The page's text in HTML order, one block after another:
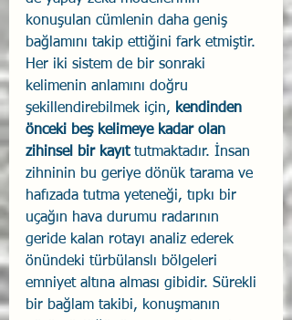
konuşulan cümlenin daha geniş
bağlamını takip ettiğini fark etmiştir.
Her iki sistem de bir sonraki
kelimenin anlamını doğru
şekillendirebilmek için, kendinden
önceki beş kelimeye kadar olan
zihinsel bir kayıt tutmaktadır. İnsan
zihninin bu geriye dönük tarama ve
hafızada tutma yeteneği, tıpkı bir
uçağın hava durumu radarının
geride kalan rotayı analiz ederek
önündeki türbülanslı bölgeleri
emniyet altına alması gibidir. Sürekli
bir bağlam takibi, konuşmanın